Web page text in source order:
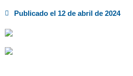
Publicado el 12 de abril de 2024